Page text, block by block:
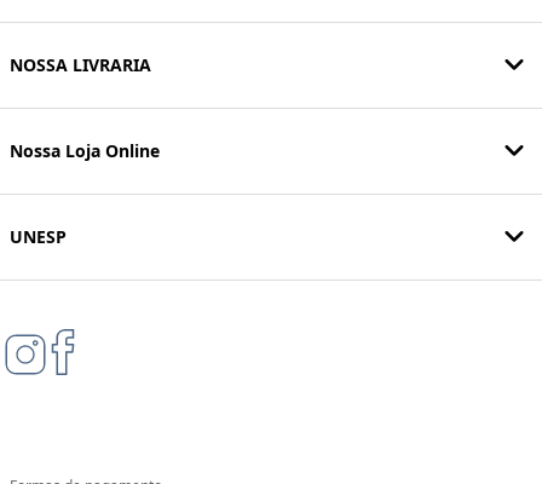
NOSSA LIVRARIA
Nossa Loja Online
UNESP